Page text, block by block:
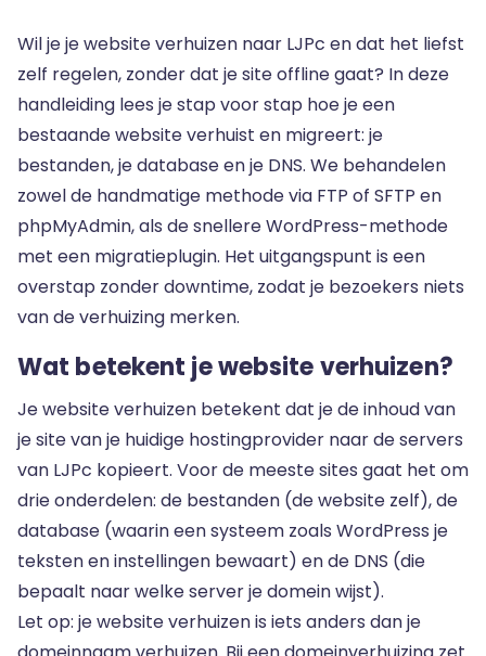
Wil je je website verhuizen naar LJPc en dat het liefst
zelf regelen, zonder dat je site offline gaat? In deze
handleiding lees je stap voor stap hoe je een
bestaande website verhuist en migreert: je
bestanden, je database en je DNS. We behandelen
zowel de handmatige methode via FTP of SFTP en
phpMyAdmin, als de snellere WordPress-methode
met een migratieplugin. Het uitgangspunt is een
overstap zonder downtime, zodat je bezoekers niets
van de verhuizing merken.
Wat betekent je website verhuizen?
Je website verhuizen betekent dat je de inhoud van
je site van je huidige hostingprovider naar de servers
van LJPc kopieert. Voor de meeste sites gaat het om
drie onderdelen: de bestanden (de website zelf), de
database (waarin een systeem zoals WordPress je
teksten en instellingen bewaart) en de DNS (die
bepaalt naar welke server je domein wijst).
Let op: je website verhuizen is iets anders dan je